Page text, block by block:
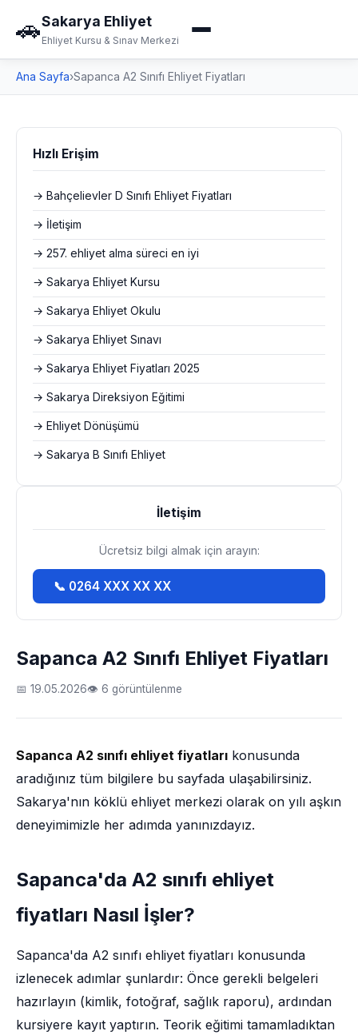
🚗Sakarya Ehliyet
Ehliyet Kursu & Sınav Merkezi
Ana Sayfa›Sapanca A2 Sınıfı Ehliyet Fiyatları
Sapanca A2 Sınıfı Ehliyet Fiyatları
📅 19.05.2026👁 6 görüntülenme
Sapanca A2 sınıfı ehliyet fiyatları konusunda
aradığınız tüm bilgilere bu sayfada ulaşabilirsiniz.
Sakarya'nın köklü ehliyet merkezi olarak on yılı aşkın
deneyimimizle her adımda yanınızdayız.
Sapanca'da A2 sınıfı ehliyet
fiyatları Nasıl İşler?
Sapanca'da A2 sınıfı ehliyet fiyatları konusunda
izlenecek adımlar şunlardır: Önce gerekli belgeleri
hazırlayın (kimlik, fotoğraf, sağlık raporu), ardından
kursiyere kayıt yaptırın. Teorik eğitimi tamamladıktan
Hızlı Erişim
→ Bahçelievler D Sınıfı Ehliyet Fiyatları
→ İletişim
→ 257. ehliyet alma süreci en iyi
→ Sakarya Ehliyet Kursu
→ Sakarya Ehliyet Okulu
→ Sakarya Ehliyet Sınavı
→ Sakarya Ehliyet Fiyatları 2025
→ Sakarya Direksiyon Eğitimi
→ Ehliyet Dönüşümü
→ Sakarya B Sınıfı Ehliyet
İletişim
Ücretsiz bilgi almak için arayın:
📞 0264 XXX XX XX